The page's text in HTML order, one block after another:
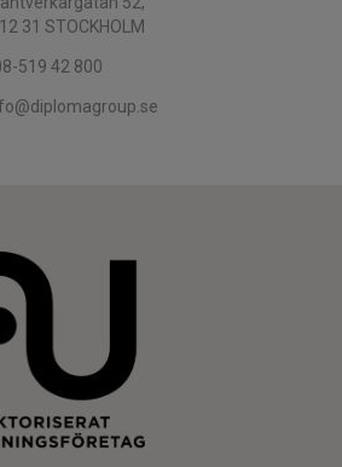
31 STOCKHOLM
519 42 800